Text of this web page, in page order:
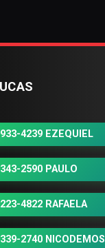
4239 EZEQUIEL
2590 PAULO
4822 RAFAELA
2740 NICODEMOS